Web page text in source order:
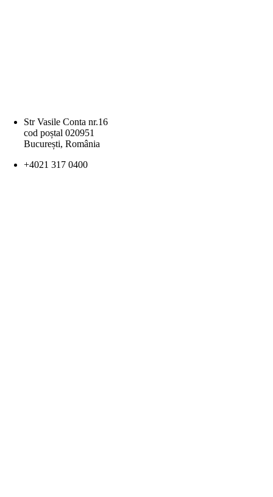
Str Vasile Conta nr.16
cod poștal 020951
București, România
+4021 317 0400